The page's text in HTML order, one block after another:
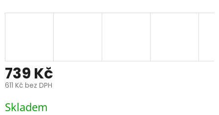
739 Kč
611 Kč bez DPH
cena:
Skladem